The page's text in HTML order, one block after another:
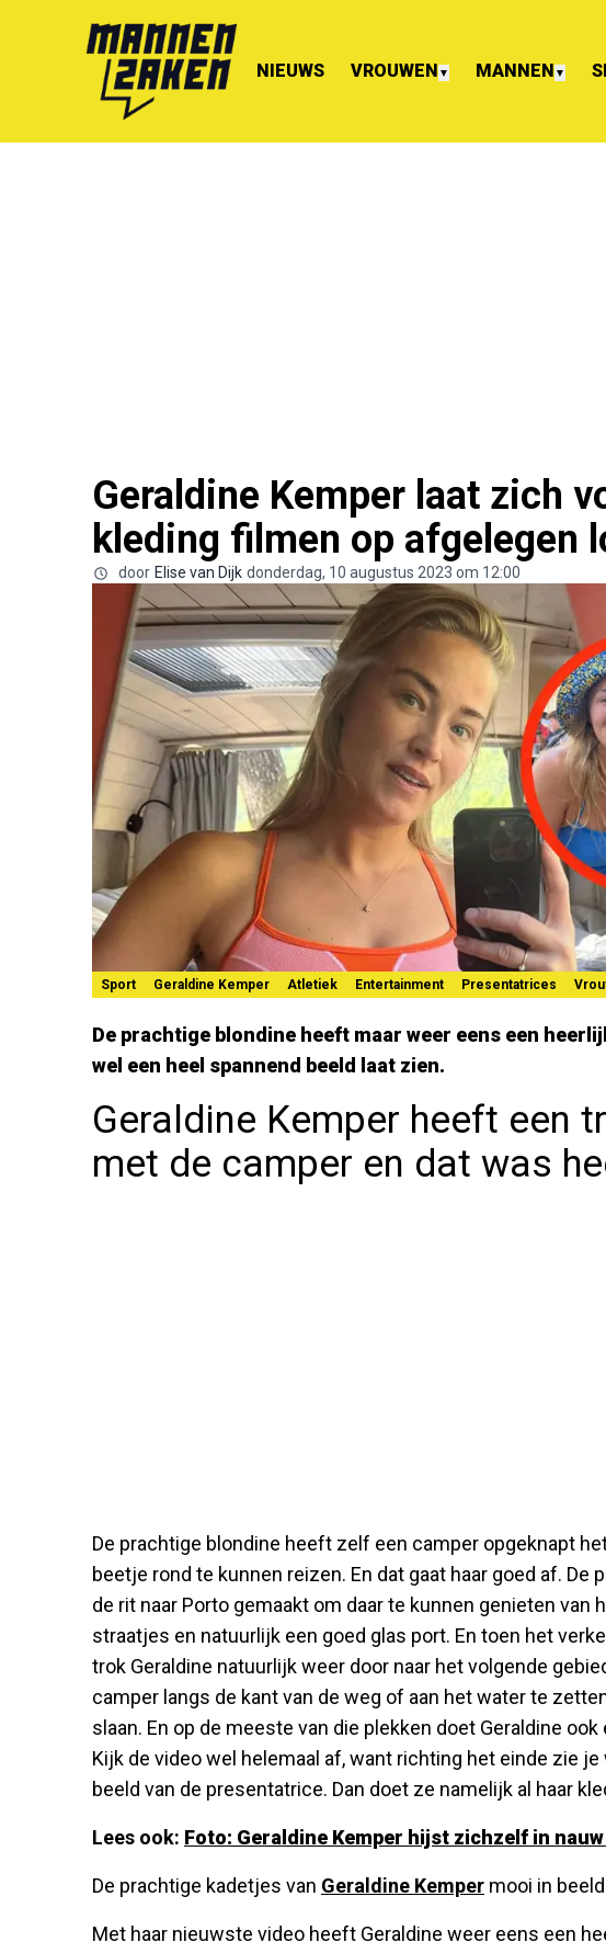
NIEUWS VROUWEN ▼ MANNEN ▼
Geraldine Kemper laat zich
kleding filmen op afgelegen
door Elise van Dijk donderdag, 10 augustus 2023 om 12:00
Sport Geraldine Kemper Atletiek Entertainment Presentatrices
De prachtige blondine heeft maar weer eens een
wel een heel spannend beeld laat zien.
Geraldine Kemper heeft een
met de camper en dat was
De prachtige blondine heeft zelf een camper opgeknapt
beetje rond te kunnen reizen. En dat gaat haar goed af.
de rit naar Porto gemaakt om daar te kunnen genieten van
straatjes en natuurlijk een goed glas port. En toen het
trok Geraldine natuurlijk weer door naar het volgende
camper langs de kant van de weg of aan het water te
slaan. En op de meeste van die plekken doet Geraldine
Kijk de video wel helemaal af, want richting het einde zie
beeld van de presentatrice. Dan doet ze namelijk al haar
Lees ook: Foto: Geraldine Kemper hijst zichzelf in
De prachtige kadetjes van Geraldine Kemper mooi in beeld
Met haar nieuwste video heeft Geraldine weer eens een